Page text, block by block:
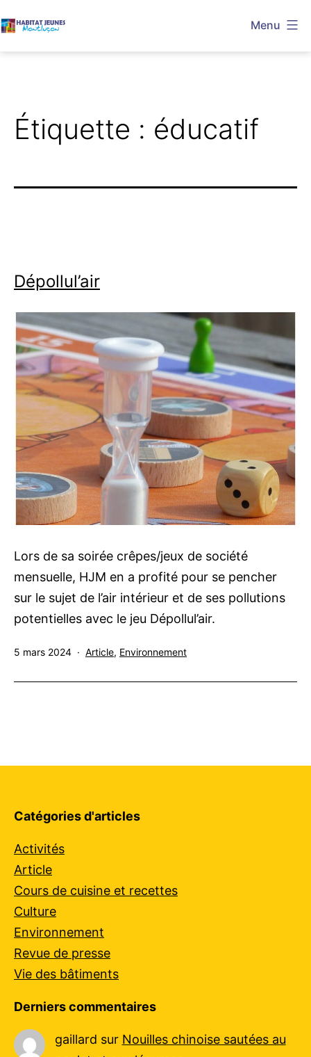
au
Menu
Étiquette : éducatif
Dépollul’air
Lors de sa soirée crêpes/jeux de société
mensuelle, HJM en a profité pour se pencher
sur le sujet de l’air intérieur et de ses pollutions
potentielles avec le jeu Dépollul’air.
Publié
5 mars 2024
Catégorisé
Article, Environnement
Catégories d'articles
Activités
Article
Cours de cuisine et recettes
Culture
Environnement
Revue de presse
Vie des bâtiments
Derniers commentaires
gaillard sur Nouilles chinoise sautées au